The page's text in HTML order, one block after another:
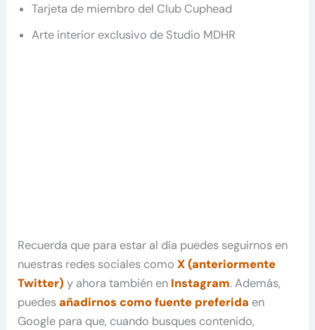
Tarjeta de miembro del Club Cuphead
Arte interior exclusivo de Studio MDHR
Recuerda que para estar al día puedes seguirnos en
nuestras redes sociales comoX (anteriormente
Twitter) y ahora también en Instagram. Además,
puedesañadirnos como fuente preferida en
Google para que, cuando busques contenido,